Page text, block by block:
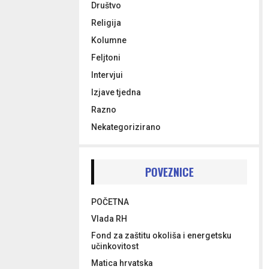
Društvo
Religija
Kolumne
Feljtoni
Intervjui
Izjave tjedna
Razno
Nekategorizirano
POVEZNICE
POČETNA
Vlada RH
Fond za zaštitu okoliša i energetsku
učinkovitost
Matica hrvatska